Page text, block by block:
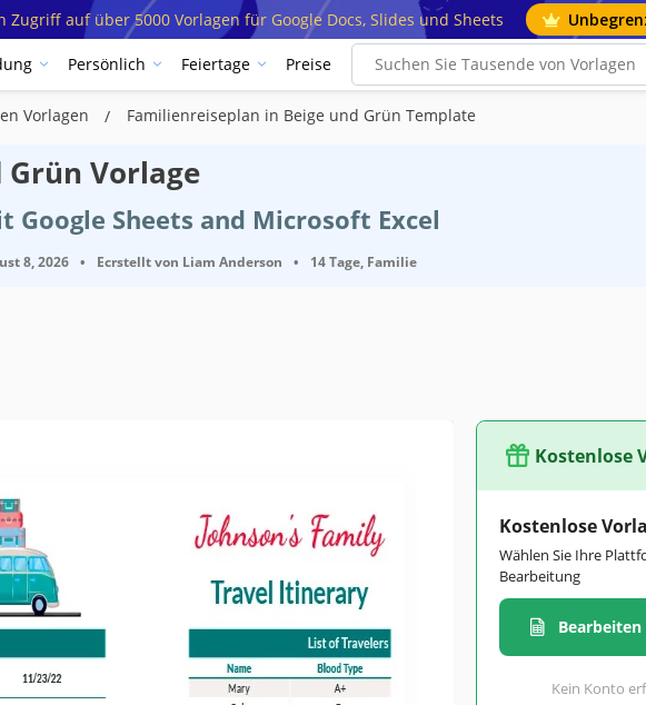
auf über 5000 Vorlagen für Google Docs, Slides und Sheets
Persönlich Feiertage Preise
Vorlagen Familienreiseplan in Beige und Grün Template
Vorlage
Sheets and Microsoft Excel
8, 2026 • Ecrstellt von Liam Anderson • 14 Tage, Familie
Kostenlose
Kostenlose
Wählen Sie Ihre
Bearbeitung
Bearbeiten
Kein Konto